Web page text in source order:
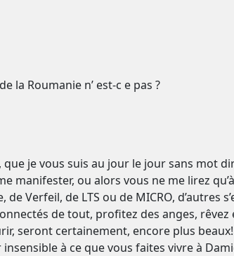
la Roumanie n’ est-c e pas ?
je vous suis au jour le jour sans mot
manifester, ou alors vous ne me lirez
Verfeil, de LTS ou de MICRO, d’autres
de tout, profitez des anges,
seront certainement, encore plus beaux!
à ce que vous faites vivre à